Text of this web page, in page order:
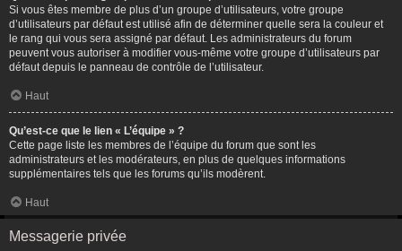
Si vous êtes membre de plus d’un groupe d’utilisateurs, votre groupe
d’utilisateurs par défaut est utilisé afin de déterminer quelle sera la couleur et
le rang qui vous sera assigné par défaut. Les administrateurs du forum
peuvent vous autoriser à modifier vous-même votre groupe d’utilisateurs par
défaut depuis le panneau de contrôle de l’utilisateur.
Haut
Qu’est-ce que le lien « L’équipe » ?
Cette page liste les membres de l’équipe du forum que sont les
administrateurs et les modérateurs, en plus de quelques informations
supplémentaires tels que les forums qu’ils modèrent.
Haut
Messagerie privée